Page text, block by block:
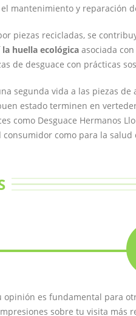
mantenimiento y reparación
piezas recicladas, se
huella ecológica asociada
de desguace con prácticas
segunda vida a las piezas de
estado terminen en
como Desguace Hermanos
como para la salud
opinión es fundamental para
sobre tu visita más